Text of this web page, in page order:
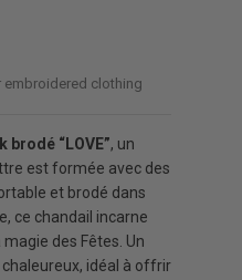
embroidered clothing
brodé “LOVE”, un
est formée avec des
et brodé dans
ce chandail incarne
des Fêtes. Un
idéal à offrir